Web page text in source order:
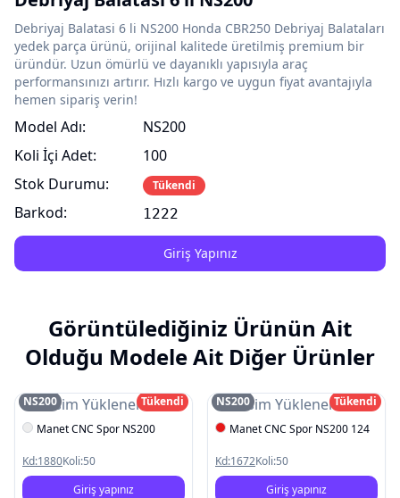
Debriyaj Balatasi 6 li NS200 Honda CBR250 Debriyaj Balataları
yedek parça ürünü, orijinal kalitede üretilmiş premium bir
üründür. Uzun ömürlü ve dayanıklı yapısıyla araç
performansınızı artırır. Hızlı kargo ve uygun fiyat avantajıyla
hemen sipariş verin!
Model Adı:
Koli İçi Adet:
Stok Durumu:
Barkod:
NS200
100
Tükendi
1222
Giriş Yapınız
Görüntülediğiniz Ürünün Ait
Olduğu Modele Ait Diğer Ürünler
Resim Yüklenemedi
NS200
Tükendi
Manet CNC Spor NS200
Kd:1880Koli:50
Giriş yapınız
Resim Yüklenemedi
NS200
Tükendi
Manet CNC Spor NS200 124
Kd:1672Koli:50
Giriş yapınız